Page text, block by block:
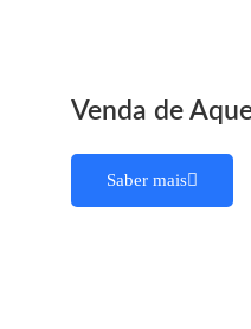
Venda de
Saber mais